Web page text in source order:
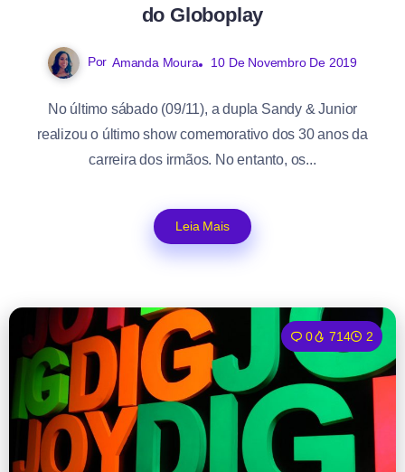
do Globoplay
Por Amanda Moura 10 De Novembro De 2019
No último sábado (09/11), a dupla Sandy & Junior
realizou o último show comemorativo dos 30 anos da
carreira dos irmãos. No entanto, os...
Leia Mais
0 714 2